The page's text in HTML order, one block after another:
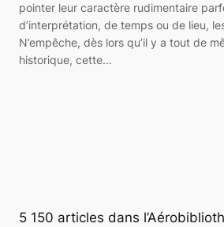
pointer leur caractère rudimentaire
d’interprétation, de temps ou de lieu,
N’empêche, dès lors qu’il y a tout de
historique, cette…
5 150 articles dans